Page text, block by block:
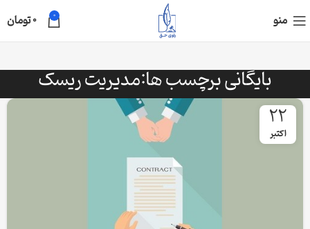
منو 0
0تومان
بایگانی برچسب ها:مدیریت ریسک
22
اکتبر